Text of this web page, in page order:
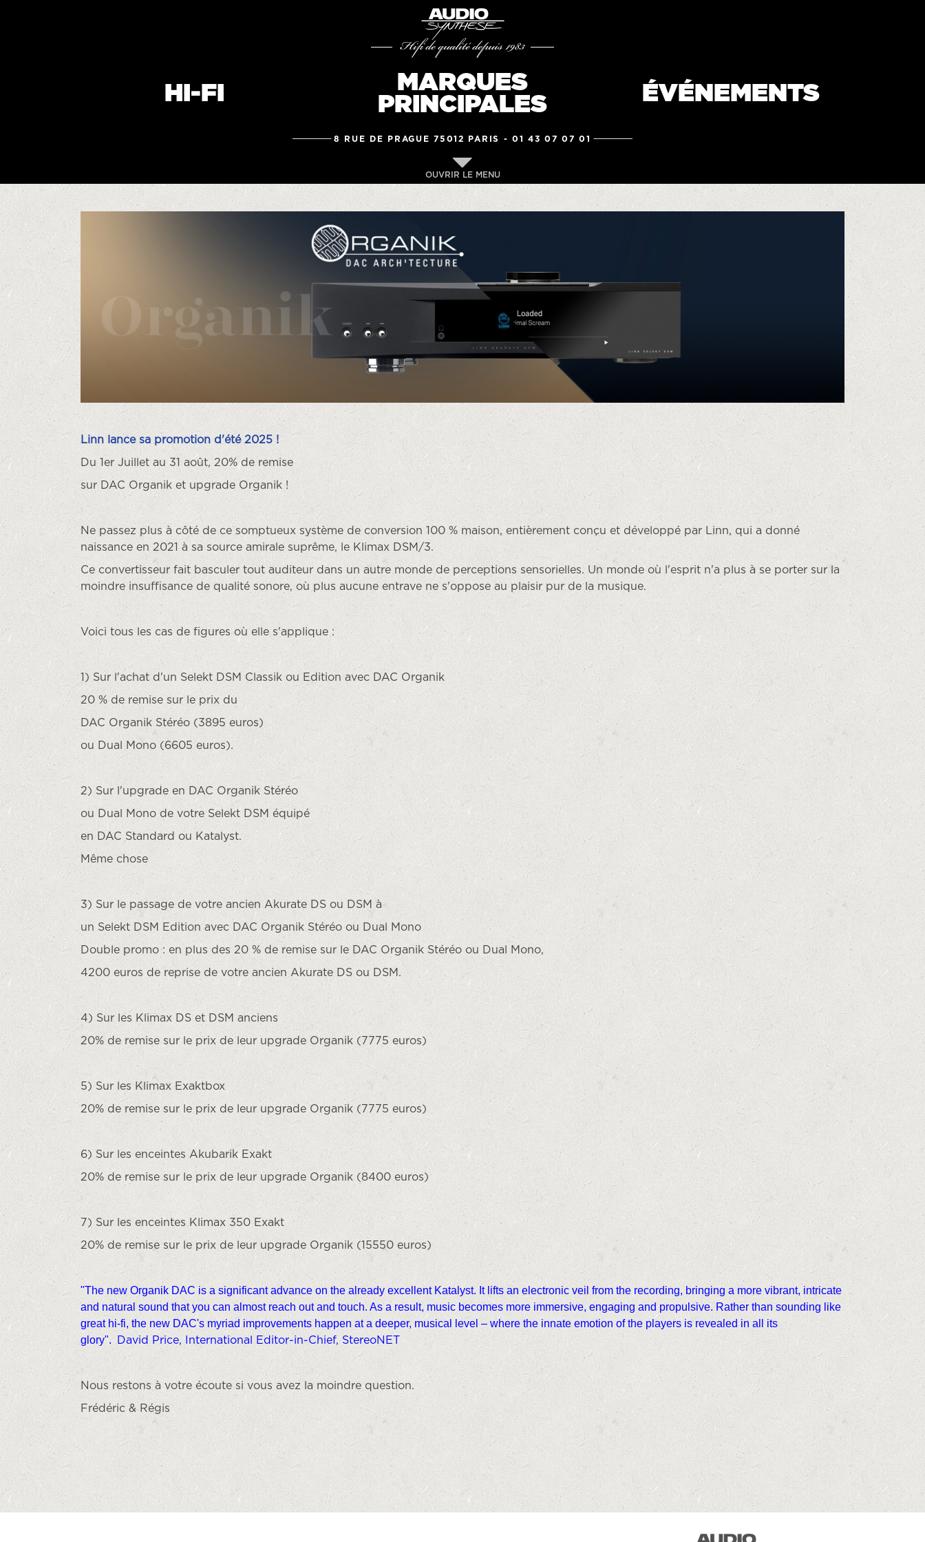
Hifi de qualité depuis 1983
HI-FI
MARQUES
PRINCIPALES
ÉVÉNEMENTS
8 RUE DE PRAGUE 75012 PARIS -01 43 07 07 01
OUVRIR LE MENU
Linn lance sa promotion d'été 2025 !
Du 1er Juillet au 31 août, 20% de remise
sur DAC Organik et upgrade Organik !
Ne passez plus à côté de ce somptueux système de conversion 100 % maison, entièrement conçu et développé par Linn, qui a donné
naissance en 2021 à sa source amirale suprême, le Klimax DSM/3.
Ce convertisseur fait basculer tout auditeur dans un autre monde de perceptions sensorielles. Un monde où l'esprit n'a plus à se porter sur la
moindre insuffisance de qualité sonore, où plus aucune entrave ne s'oppose au plaisir pur de la musique.
Voici tous les cas de figures où elle s'applique :
1) Sur l'achat d'un Selekt DSM Classik ou Edition avec DAC Organik
20 % de remise sur le prix du
DAC Organik Stéréo (3895 euros)
ou Dual Mono (6605 euros).
2) Sur l'upgrade en DAC Organik Stéréo
ou Dual Mono de votre Selekt DSM équipé
en DAC Standard ou Katalyst.
Même chose
3) Sur le passage de votre ancien Akurate DS ou DSM à
un Selekt DSM Edition avec DAC Organik Stéréo ou Dual Mono
Double promo : en plus des 20 % de remise sur le DAC Organik Stéréo ou Dual Mono,
4200 euros de reprise de votre ancien Akurate DS ou DSM.
4) Sur les Klimax DS et DSM anciens
20% de remise sur le prix de leur upgrade Organik (7775 euros)
5) Sur les Klimax Exaktbox
20% de remise sur le prix de leur upgrade Organik (7775 euros)
6) Sur les enceintes Akubarik Exakt
20% de remise sur le prix de leur upgrade Organik (8400 euros)
7) Sur les enceintes Klimax 350 Exakt
20% de remise sur le prix de leur upgrade Organik (15550 euros)
"The new Organik DAC is a significant advance on the already excellent Katalyst. It lifts an electronic veil from the recording, bringing a more vibrant, intricate
and natural sound that you can almost reach out and touch. As a result, music becomes more immersive, engaging and propulsive. Rather than sounding like
great hi-fi, the new DAC's myriad improvements happen at a deeper, musical level – where the innate emotion of the players is revealed in all its
glory".David Price, International Editor-in-Chief, StereoNET
Nous restons à votre écoute si vous avez la moindre question.
Frédéric & Régis